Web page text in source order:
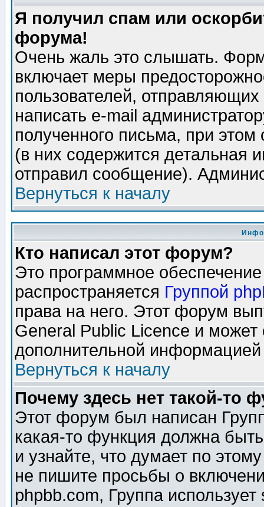
Я получил спам или
форума!
Очень жаль это слышать.
включает меры
пользователей,
написать e-mail
полученного письма, при этом
(в них содержится детальная
отправил сообщение).
Вернуться к началу
Кто написал этот форум?
Это программное
распространяется Группой
права на него. Этот форум
General Public Licence и может
дополнительной
Вернуться к началу
Почему здесь нет такой-то
Этот форум был написан
какая-то функция должна
и узнайте, что думает по
не пишите просьбы о
phpbb.com, Группа